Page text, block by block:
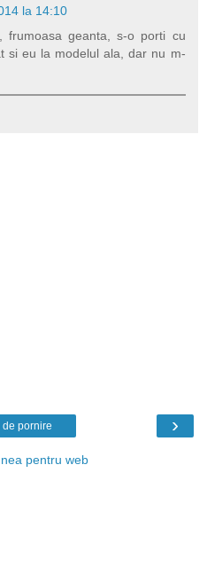
la 14:10
frumoasa geanta, s-o porti cu
si eu la modelul ala, dar nu m-
›
de pornire
pentru web